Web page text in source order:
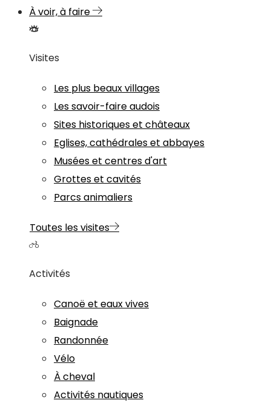
À voir, à faire
Visites
Les plus beaux villages
Les savoir-faire audois
Sites historiques et châteaux
Eglises, cathédrales et abbayes
Musées et centres d'art
Grottes et cavités
Parcs animaliers
Toutes les visites
Activités
Canoë et eaux vives
Baignade
Randonnée
Vélo
À cheval
Activités nautiques